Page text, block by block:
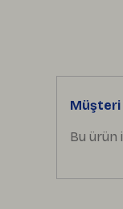
Müşteri
Bu ürün